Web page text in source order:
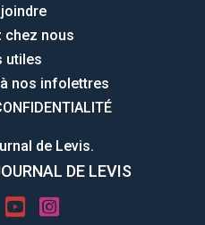
chez nous
utiles
nos infolettres
de Levis.
DE LEVIS